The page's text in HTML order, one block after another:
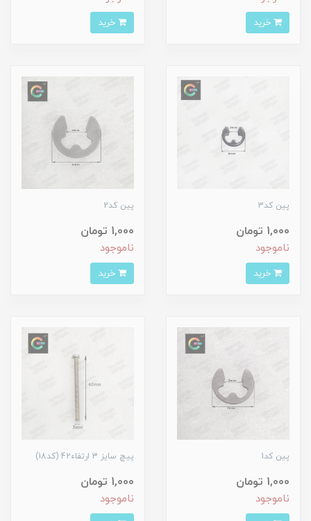
پین کد3
1,000 تومان
ناموجود
پین کد2
1,000 تومان
ناموجود
پین کد1
1,000 تومان
ناموجود
پیچ سایز 3 ارتفاء42 (کد18)
1,000 تومان
ناموجود